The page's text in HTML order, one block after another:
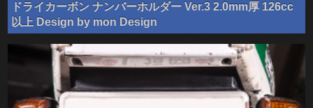
ドライカーボン ナンバーホルダー Ver.3 2.0mm厚 126cc
以上 Design by mon Design